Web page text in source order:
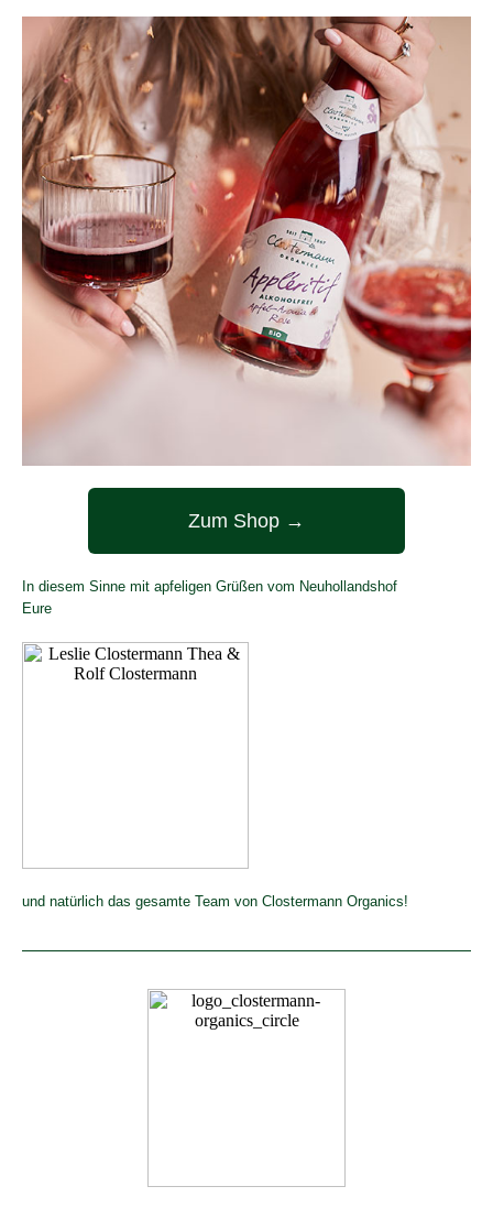
Zum Shop →
In diesem Sinne mit apfeligen Grüßen vom Neuhollandshof
Eure
und natürlich das gesamte Team von Clostermann Organics!